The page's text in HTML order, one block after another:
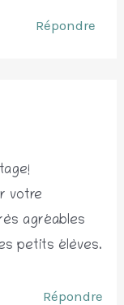
Répondre
votre
agréables
petits élèves.
Répondre